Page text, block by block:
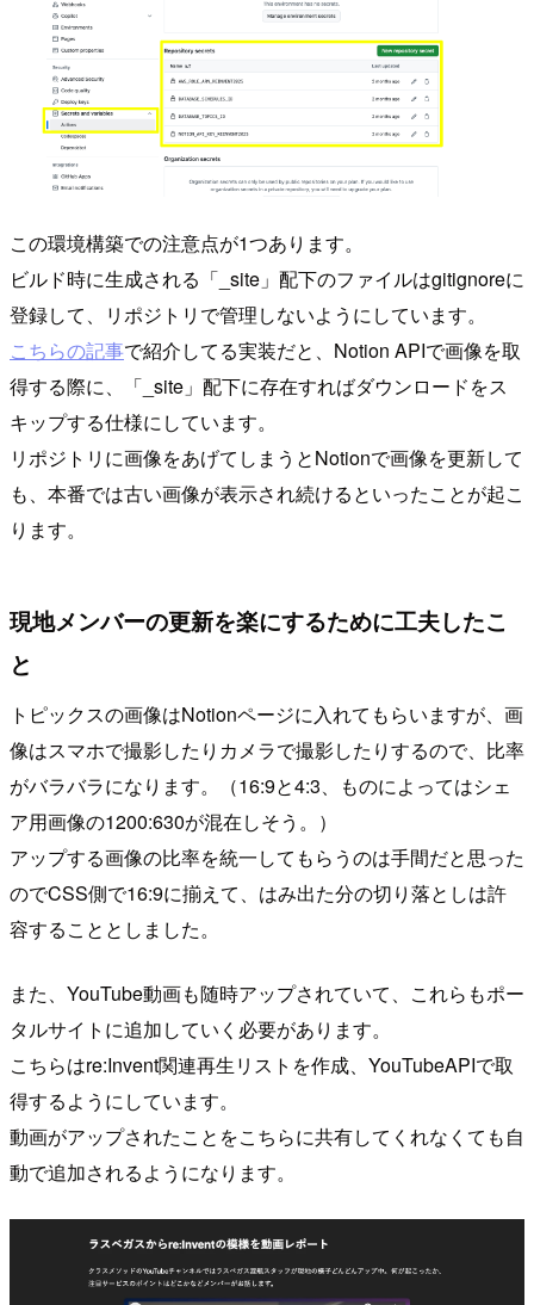
この環境構築での注意点が1つあります。
ビルド時に生成される「_site」配下のファイルはgitignoreに
登録して、リポジトリで管理しないようにしています。
こちらの記事で紹介してる実装だと、Notion APIで画像を取
得する際に、「_site」配下に存在すればダウンロードをス
キップする仕様にしています。
リポジトリに画像をあげてしまうとNotionで画像を更新して
も、本番では古い画像が表示され続けるといったことが起こ
ります。
現地メンバーの更新を楽にするために工夫したこ
と
トピックスの画像はNotionページに入れてもらいますが、画
像はスマホで撮影したりカメラで撮影したりするので、比率
がバラバラになります。（16:9と4:3、ものによってはシェ
ア用画像の1200:630が混在しそう。）
アップする画像の比率を統一してもらうのは手間だと思った
のでCSS側で16:9に揃えて、はみ出た分の切り落としは許
容することとしました。
また、YouTube動画も随時アップされていて、これらもポー
タルサイトに追加していく必要があります。
こちらはre:Invent関連再生リストを作成、YouTubeAPIで取
得するようにしています。
動画がアップされたことをこちらに共有してくれなくても自
動で追加されるようになります。